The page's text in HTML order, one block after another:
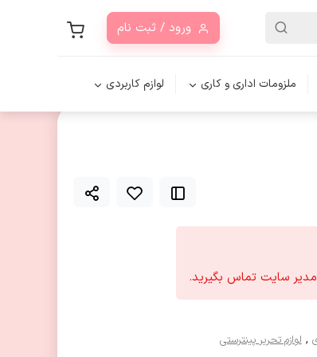
ورود / ثبت نام
ملزومات اداری و کاری لوازم کاربردی
مدیر سایت تماس بگیرید.
,لوازم تحریر پینترستی